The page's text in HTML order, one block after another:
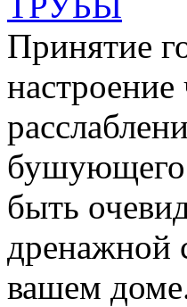
Принятие
настроение
бушующего
быть
дренажной
вашем